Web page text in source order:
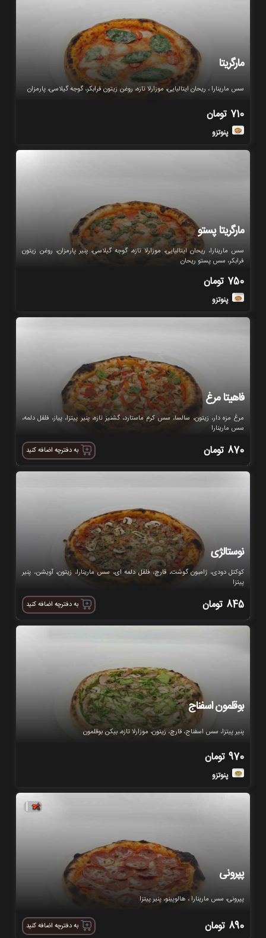
مارگریتا
سس مارینارا ، ریحان ایتالیایی، موزارلا تازه، روغن زیتون فرابکر، گوجه گیلاسی، پارمزان
710 تومان
پنوتزو
مارگریتا پستو
سس مارینارا، ریحان ایتالیایی، موزارلا تازه، گوجه گیلاسی، پنیر پارمزان، روغن زیتون
فرابکر، سس پستو ریحان
750 تومان
پنوتزو
فاهیتا مرغ
مرغ مزه دار، زیتون، سالسا، سس کرم ماستارد، گشنیز تازه، پنیر پیتزا، پیاز، فلفل دلمه،
سس مارینارا
870 تومان به دفترچه اضافه کنید
نوستالژی
کوکتل دودی، ژامبون گوشت، قارچ، فلفل دلمه ای، سس مارینارا، زیتون، آویشن، پنیر
پیتزا
845 تومان به دفترچه اضافه کنید
بوقلمون اسفناج
پنیر پیتزا، سس اسفناج، قارچ، زیتون، موزارلا تازه، بیکن بوقلمون
970 تومان
پنوتزو
|
پپرونی
پپرونی، سس مارینارا ، هالوپینو، پنیر پیتزا
890 تومان به دفترچه اضافه کنید